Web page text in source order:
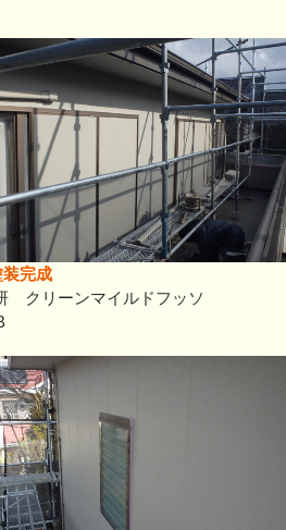
完成
クリーンマイルドフッソ